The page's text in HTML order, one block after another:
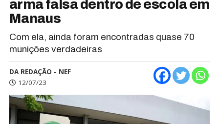
arma falsa dentro de escola em
Manaus
Com ela, ainda foram encontradas quase 70
munições verdadeiras
DA REDAÇÃO - NEF
12/07/23